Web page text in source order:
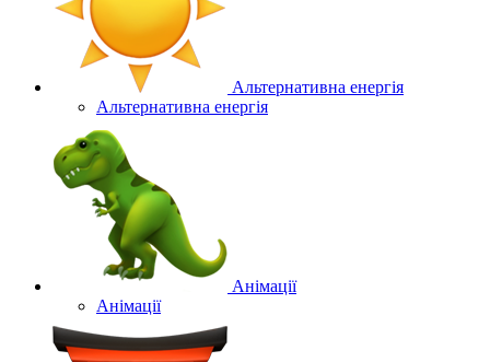
Альтернативна енергія
Альтернативна енергія
Анімації
Анімації